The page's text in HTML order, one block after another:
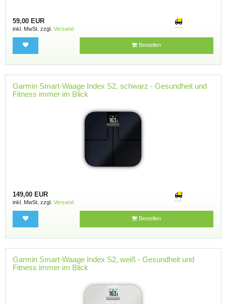
59,00 EUR
inkl. MwSt. zzgl. Versand
Bestellen
Garmin Smart-Waage Index S2, schwarz - Gesundheit und
Fitness immer im Blick
149,00 EUR
inkl. MwSt. zzgl. Versand
Bestellen
Garmin Smart-Waage Index S2, weiß - Gesundheit und
Fitness immer im Blick